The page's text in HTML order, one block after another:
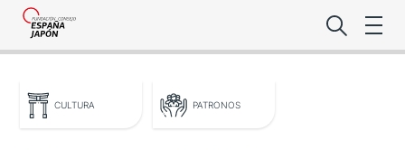
CULTURA PATRONOS